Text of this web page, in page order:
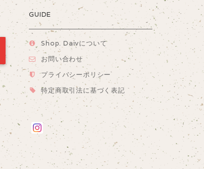
GUIDE
Shop. Daivについて
お問い合わせ
プライバシーポリシー
特定商取引法に基づく表記